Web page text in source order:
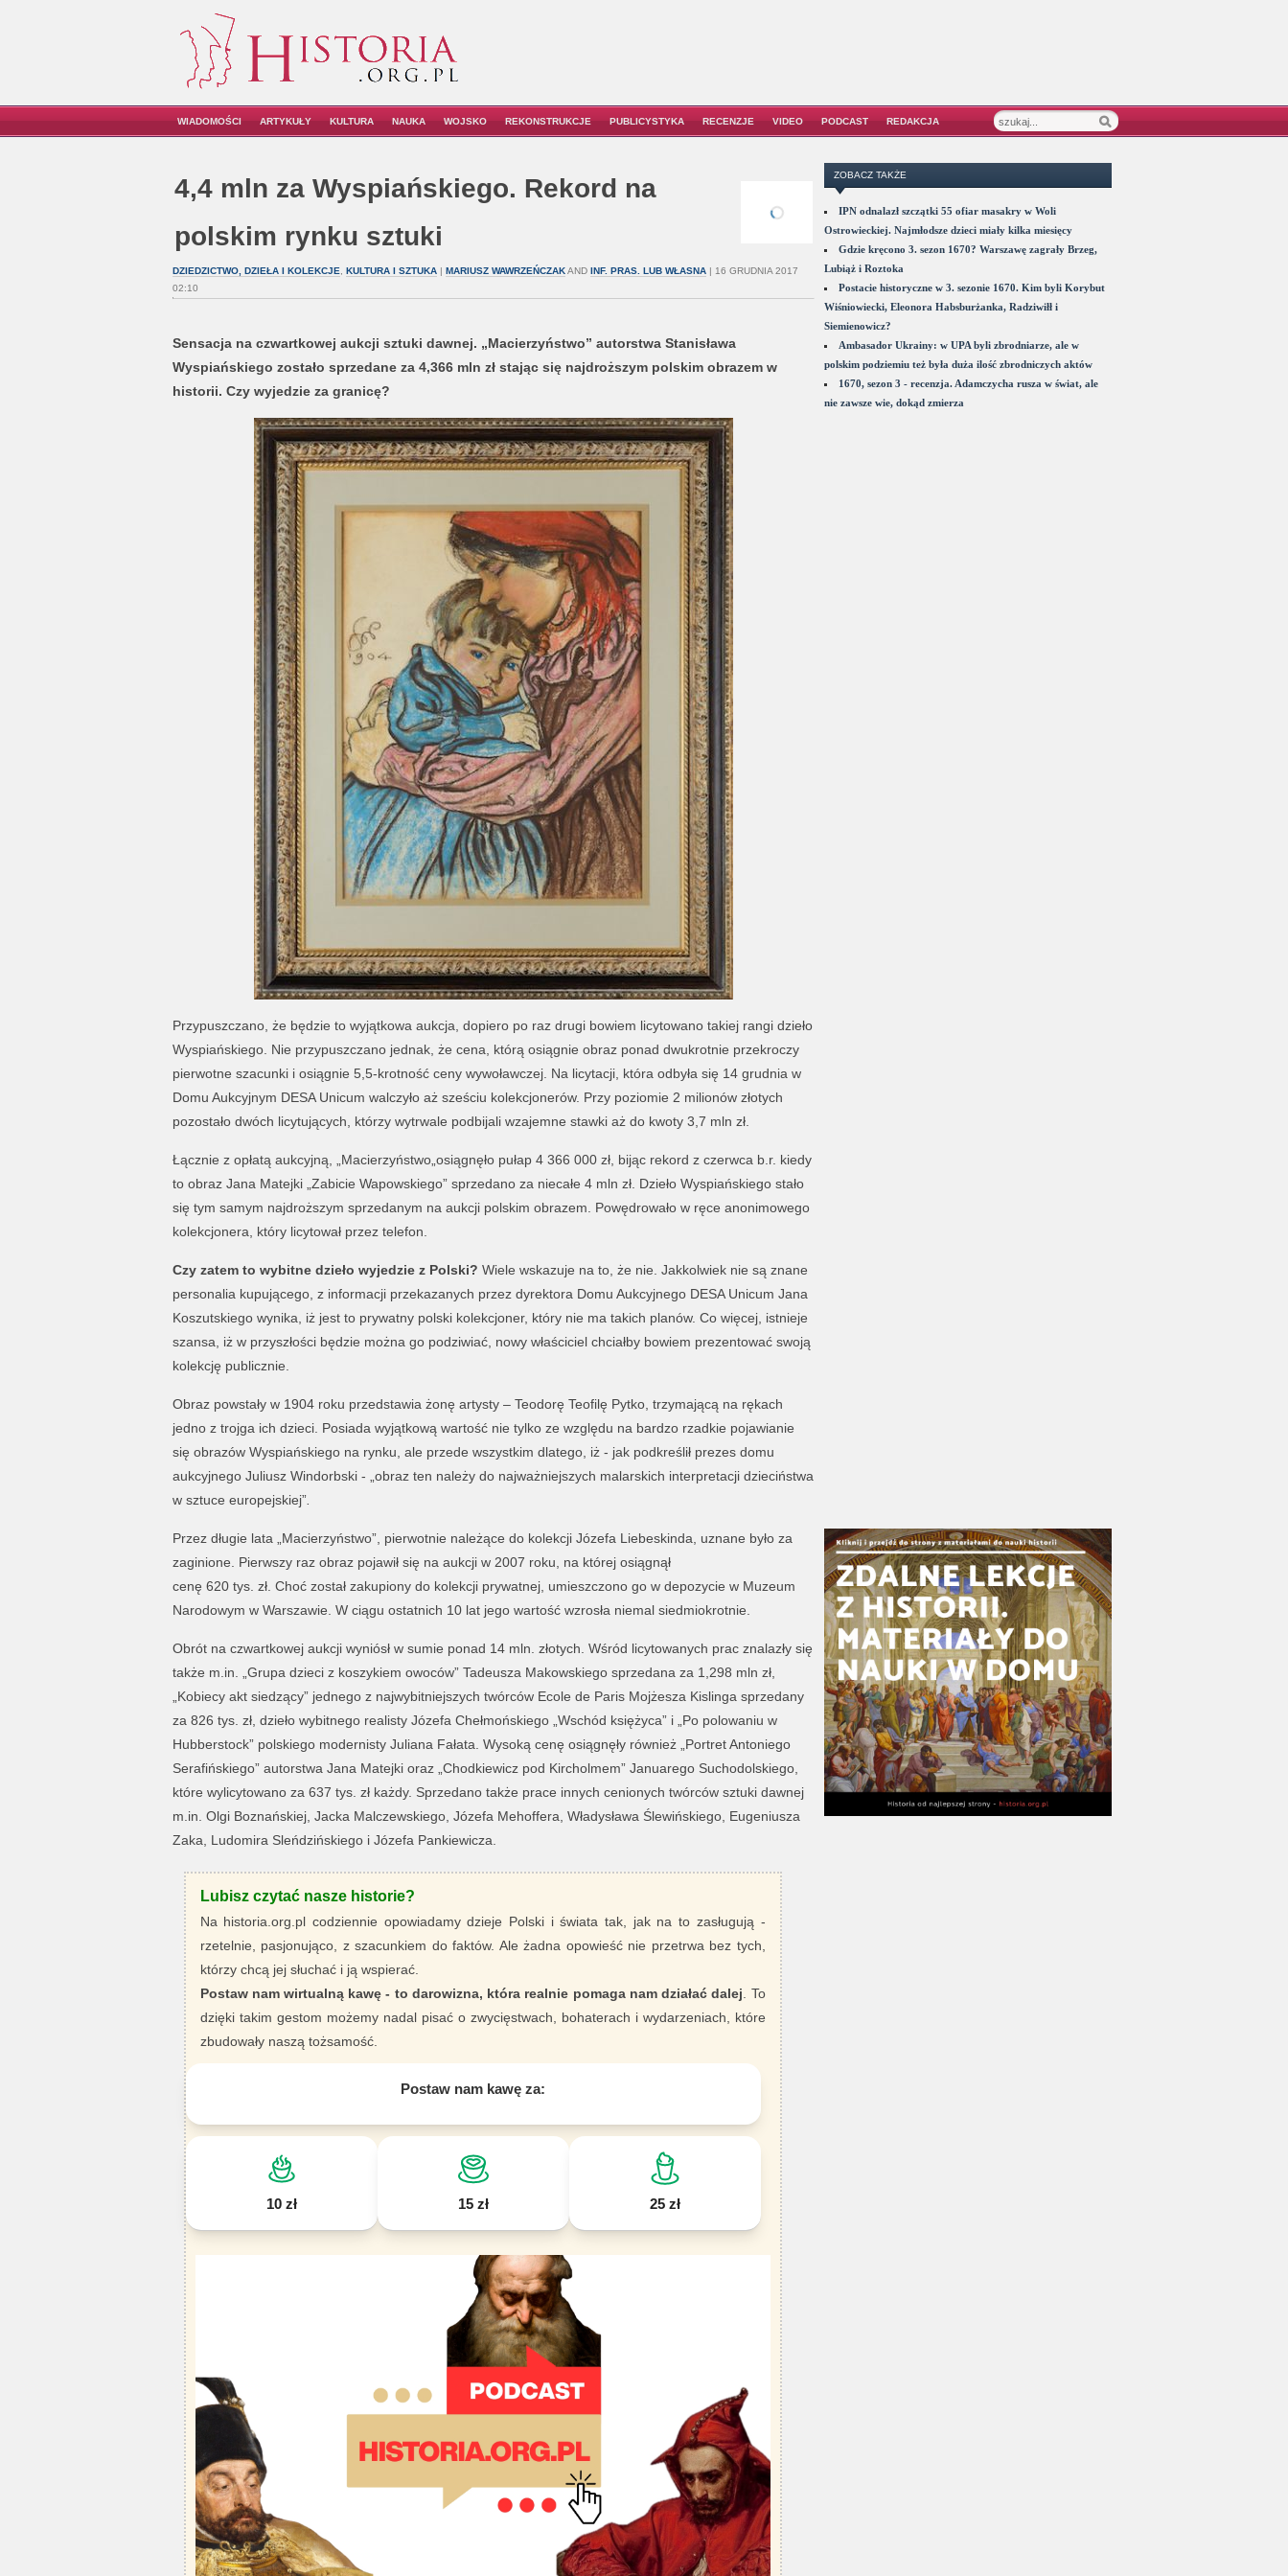
WIADOMOŚCI ARTYKUŁY KULTURA NAUKA WOJSKO REKONSTRUKCJE PUBLICYSTYKA RECENZJE VIDEO PODCAST REDAKCJA
4,4 mln za Wyspiańskiego. Rekord na
polskim rynku sztuki
DZIEDZICTWO, DZIEŁA I KOLEKCJE KULTURA I SZTUKA| MARIUSZ WAWRZEŃCZAKAND INF. PRAS. LUB WŁASNA| 16 GRUDNIA 2017
02:10
Sensacja na czwartkowej aukcji sztuki dawnej. „Macierzyństwo” autorstwa Stanisława
Wyspiańskiego zostało sprzedane za 4,366 mln zł stając się najdroższym polskim obrazem w
historii. Czy wyjedzie za granicę?
Przypuszczano, że będzie to wyjątkowa aukcja, dopiero po raz drugi bowiem licytowano takiej rangi dzieło
Wyspiańskiego. Nie przypuszczano jednak, że cena, którą osiągnie obraz ponad dwukrotnie przekroczy
pierwotne szacunki i osiągnie 5,5-krotność ceny wywoławczej. Na licytacji, która odbyła się 14 grudnia w
Domu Aukcyjnym DESA Unicum walczyło aż sześciu kolekcjonerów. Przy poziomie 2 milionów złotych
pozostało dwóch licytujących, którzy wytrwale podbijali wzajemne stawki aż do kwoty 3,7 mln zł.
Łącznie z opłatą aukcyjną, „Macierzyństwo„osiągnęło pułap 4 366 000 zł, bijąc rekord z czerwca b.r. kiedy
to obraz Jana Matejki „Zabicie Wapowskiego” sprzedano za niecałe 4 mln zł. Dzieło Wyspiańskiego stało
się tym samym najdroższym sprzedanym na aukcji polskim obrazem. Powędrowało w ręce anonimowego
kolekcjonera, który licytował przez telefon.
Czy zatem to wybitne dzieło wyjedzie z Polski? Wiele wskazuje na to, że nie. Jakkolwiek nie są znane
personalia kupującego, z informacji przekazanych przez dyrektora Domu Aukcyjnego DESA Unicum Jana
Koszutskiego wynika, iż jest to prywatny polski kolekcjoner, który nie ma takich planów. Co więcej, istnieje
szansa, iż w przyszłości będzie można go podziwiać, nowy właściciel chciałby bowiem prezentować swoją
kolekcję publicznie.
Obraz powstały w 1904 roku przedstawia żonę artysty – Teodorę Teofilę Pytko, trzymającą na rękach
jedno z trojga ich dzieci. Posiada wyjątkową wartość nie tylko ze względu na bardzo rzadkie pojawianie
się obrazów Wyspiańskiego na rynku, ale przede wszystkim dlatego, iż - jak podkreślił prezes domu
aukcyjnego Juliusz Windorbski - „obraz ten należy do najważniejszych malarskich interpretacji dzieciństwa
w sztuce europejskiej”.
Przez długie lata „Macierzyństwo”, pierwotnie należące do kolekcji Józefa Liebeskinda, uznane było za
zaginione. Pierwszy raz obraz pojawił się na aukcji w 2007 roku, na której osiągnął
cenę 620 tys. zł. Choć został zakupiony do kolekcji prywatnej, umieszczono go w depozycie w Muzeum
Narodowym w Warszawie. W ciągu ostatnich 10 lat jego wartość wzrosła niemal siedmiokrotnie.
Obrót na czwartkowej aukcji wyniósł w sumie ponad 14 mln. złotych. Wśród licytowanych prac znalazły się
także m.in. „Grupa dzieci z koszykiem owoców” Tadeusza Makowskiego sprzedana za 1,298 mln zł,
„Kobiecy akt siedzący” jednego z najwybitniejszych twórców Ecole de Paris Mojżesza Kislinga sprzedany
za 826 tys. zł, dzieło wybitnego realisty Józefa Chełmońskiego „Wschód księżyca” i „Po polowaniu w
Hubberstock” polskiego modernisty Juliana Fałata. Wysoką cenę osiągnęły również „Portret Antoniego
Serafińskiego” autorstwa Jana Matejki oraz „Chodkiewicz pod Kircholmem” Januarego Suchodolskiego,
które wylicytowano za 637 tys. zł każdy. Sprzedano także prace innych cenionych twórców sztuki dawnej
m.in. Olgi Boznańskiej, Jacka Malczewskiego, Józefa Mehoffera, Władysława Ślewińskiego, Eugeniusza
Zaka, Ludomira Sleńdzińskiego i Józefa Pankiewicza.
Lubisz czytać nasze historie?
Na historia.org.pl codziennie opowiadamy dzieje Polski i świata tak, jak na to zasługują -
rzetelnie, pasjonująco, z szacunkiem do faktów. Ale żadna opowieść nie przetrwa bez tych,
którzy chcą jej słuchać i ją wspierać.
Postaw nam wirtualną kawę - to darowizna, która realnie pomaga nam działać dalej . To
dzięki takim gestom możemy nadal pisać o zwycięstwach, bohaterach i wydarzeniach, które
zbudowały naszą tożsamość.
Postaw nam kawę za:
10 zł 15 zł 25 zł
ZOBACZ TAKŻE
IPN odnalazł szczątki 55 ofiar masakry w Woli
Ostrowieckiej. Najmłodsze dzieci miały kilka miesięcy
Gdzie kręcono 3. sezon 1670? Warszawę zagrały Brzeg,
Lubiąż i Roztoka
Postacie historyczne w 3. sezonie 1670. Kim byli Korybut
Wiśniowiecki, Eleonora Habsburżanka, Radziwiłł i
Siemienowicz?
Ambasador Ukrainy: w UPA byli zbrodniarze, ale w
polskim podziemiu też była duża ilość zbrodniczych aktów
1670, sezon 3 - recenzja. Adamczycha rusza w świat, ale
nie zawsze wie, dokąd zmierza